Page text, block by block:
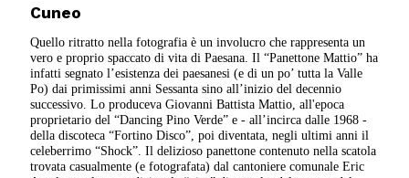
Cuneo
Quello ritratto nella fotografia è un involucro che rappresenta un
vero e proprio spaccato di vita di Paesana. Il “Panettone Mattio” ha
infatti segnato l’esistenza dei paesanesi (e di un po’ tutta la Valle
Po) dai primissimi anni Sessanta sino all’inizio del decennio
successivo. Lo produceva Giovanni Battista Mattio, all'epoca
proprietario del “Dancing Pino Verde” e - all’incirca dalle 1968 -
della discoteca “Fortino Disco”, poi diventata, negli ultimi anni il
celeberrimo “Shock”. Il delizioso panettone contenuto nella scatola
trovata casualmente (e fotografata) dal cantoniere comunale Eric